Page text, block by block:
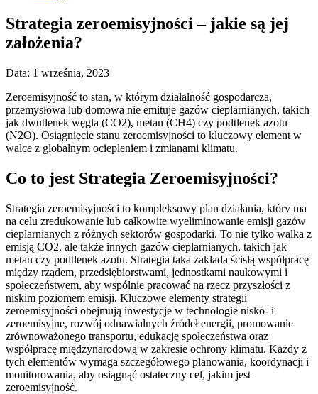
Strategia zeroemisyjności – jakie są jej
założenia?
Data: 1 września, 2023
Zeroemisyjność to stan, w którym działalność gospodarcza,
przemysłowa lub domowa nie emituje gazów cieplarnianych, takich
jak dwutlenek węgla (CO2), metan (CH4) czy podtlenek azotu
(N2O). Osiągnięcie stanu zeroemisyjności to kluczowy element w
walce z globalnym ociepleniem i zmianami klimatu.
Co to jest Strategia Zeroemisyjności?
Strategia zeroemisyjności to kompleksowy plan działania, który ma
na celu zredukowanie lub całkowite wyeliminowanie emisji gazów
cieplarnianych z różnych sektorów gospodarki. To nie tylko walka z
emisją CO2, ale także innych gazów cieplarnianych, takich jak
metan czy podtlenek azotu. Strategia taka zakłada ścisłą współpracę
między rządem, przedsiębiorstwami, jednostkami naukowymi i
społeczeństwem, aby wspólnie pracować na rzecz przyszłości z
niskim poziomem emisji. Kluczowe elementy strategii
zeroemisyjności obejmują inwestycje w technologie nisko- i
zeroemisyjne, rozwój odnawialnych źródeł energii, promowanie
zrównoważonego transportu, edukację społeczeństwa oraz
współpracę międzynarodową w zakresie ochrony klimatu. Każdy z
tych elementów wymaga szczegółowego planowania, koordynacji i
monitorowania, aby osiągnąć ostateczny cel, jakim jest
zeroemisyjność.